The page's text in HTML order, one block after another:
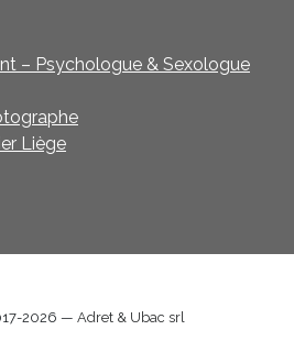
– Psychologue & Sexologue
Liège
2026 — Adret & Ubac srl